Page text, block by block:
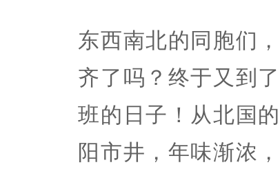
东西南北的同胞们
齐了吗？终于又到
班的日子！从北国
阳市井，年味渐浓